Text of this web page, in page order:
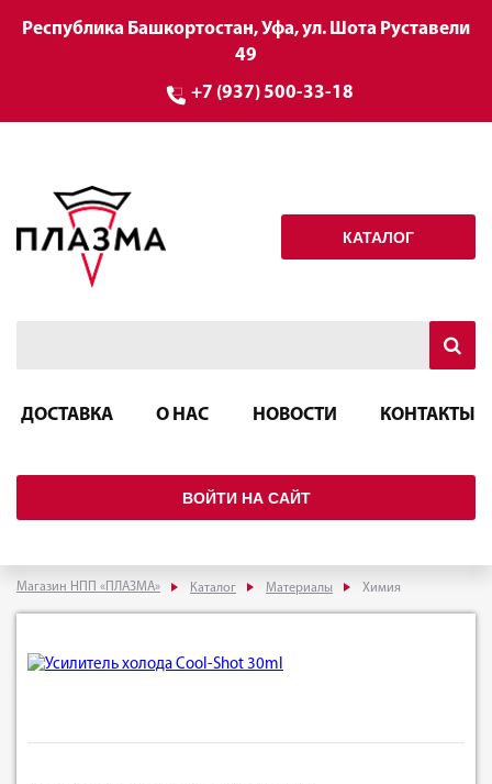
Республика Башкортостан, Уфа, ул. Шота Руставели
49
+7 (937) 500-33-18
КАТАЛОГ
ДОСТАВКА О НАС НОВОСТИ КОНТАКТЫ
ВОЙТИ НА САЙТ
Магазин НПП «ПЛАЗМА» Каталог Материалы Химия